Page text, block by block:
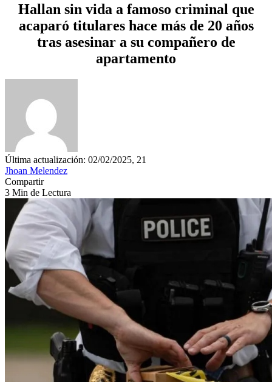
Hallan sin vida a famoso criminal que
acaparó titulares hace más de 20 años
tras asesinar a su compañero de
apartamento
Última actualización: 02/02/2025, 21
Jhoan Melendez
Compartir
3 Min de Lectura